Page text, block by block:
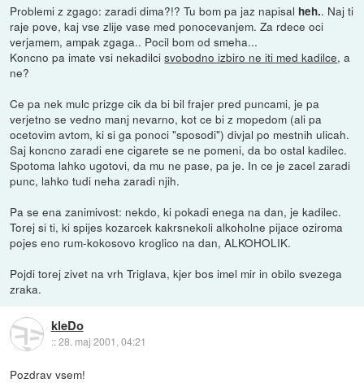
Problemi z zgago: zaradi dima?!? Tu bom pa jaz napisal heh.. Naj ti
raje pove, kaj vse zlije vase med ponocevanjem. Za rdece oci
verjamem, ampak zgaga.. Pocil bom od smeha...
Koncno pa imate vsi nekadilcisvobodno izbiro ne iti med kadilce, a
ne?
Ce pa nek mulc prizge cik da bi bil frajer pred puncami, je pa
verjetno se vedno manj nevarno, kot ce bi z mopedom (ali pa
ocetovim avtom, ki si ga ponoci "sposodi") divjal po mestnih ulicah.
Saj koncno zaradi ene cigarete se ne pomeni, da bo ostal kadilec.
Spotoma lahko ugotovi, da mu ne pase, pa je. In ce je zacel zaradi
punc, lahko tudi neha zaradi njih.
Pa se ena zanimivost: nekdo, ki pokadi enega na dan, je kadilec.
Torej si ti, ki spijes kozarcek kakrsnekoli alkoholne pijace oziroma
pojes eno rum-kokosovo kroglico na dan, ALKOHOLIK.
Pojdi torej zivet na vrh Triglava, kjer bos imel mir in obilo svezega
zraka.
kleDo
::28. maj 2001, 04:21
Pozdrav vsem!